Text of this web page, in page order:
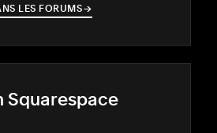
LES FORUMS→
→
Squarespace